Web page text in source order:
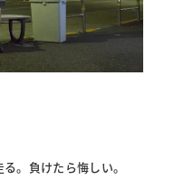
。負けたら悔しい。